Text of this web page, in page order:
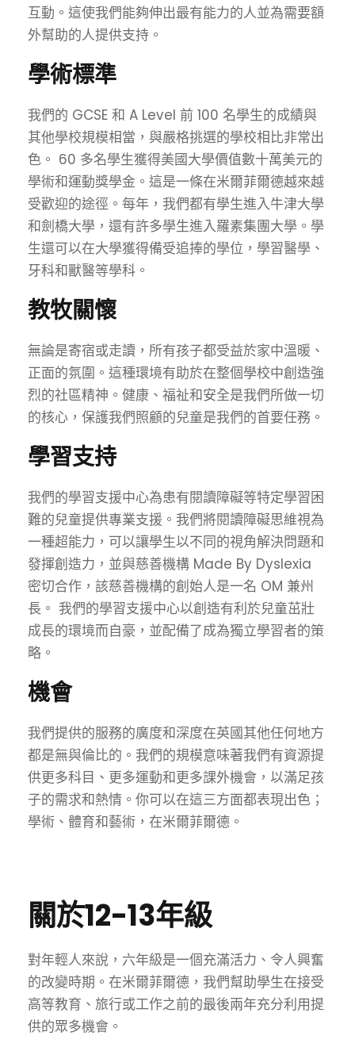
互動。這使我們能夠伸出最有能力的人並為需要額
外幫助的人提供支持。
學術標準
我們的 GCSE 和 A Level 前 100 名學生的成績與
其他學校規模相當，與嚴格挑選的學校相比非常出
色。 60 多名學生獲得美國大學價值數十萬美元的
學術和運動獎學金。這是一條在米爾菲爾德越來越
受歡迎的途徑。每年，我們都有學生進入牛津大學
和劍橋大學，還有許多學生進入羅素集團大學。學
生還可以在大學獲得備受追捧的學位，學習醫學、
牙科和獸醫等學科。
教牧關懷
無論是寄宿或走讀，所有孩子都受益於家中溫暖、
正面的氛圍。這種環境有助於在整個學校中創造強
烈的社區精神。健康、福祉和安全是我們所做一切
的核心，保護我們照顧的兒童是我們的首要任務。
學習支持
我們的學習支援中心為患有閱讀障礙等特定學習困
難的兒童提供專業支援。我們將閱讀障礙思維視為
一種超能力，可以讓學生以不同的視角解決問題和
發揮創造力，並與慈善機構 Made By Dyslexia
密切合作，該慈善機構的創始人是一名 OM 兼州
長。 我們的學習支援中心以創造有利於兒童茁壯
成長的環境而自豪，並配備了成為獨立學習者的策
略。
機會
我們提供的服務的廣度和深度在英國其他任何地方
都是無與倫比的。我們的規模意味著我們有資源提
供更多科目、更多運動和更多課外機會，以滿足孩
子的需求和熱情。你可以在這三方面都表現出色；
學術、體育和藝術，在米爾菲爾德。
關於12-13年級
對年輕人來說，六年級是一個充滿活力、令人興奮
的改變時期。在米爾菲爾德，我們幫助學生在接受
高等教育、旅行或工作之前的最後兩年充分利用提
供的眾多機會。